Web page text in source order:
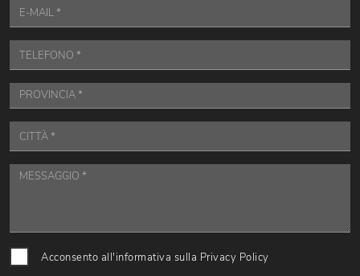
Acconsento all'informativa sulla Privacy Policy